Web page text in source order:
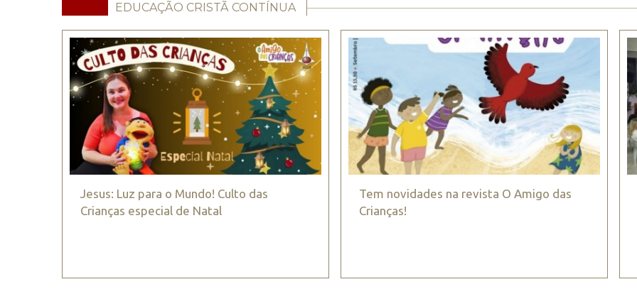
EDUCAÇÃO CRISTÃ CONTÍNUA
Jesus: Luz para o Mundo! Culto das
Crianças especial de Natal
Tem novidades na revista O Amigo das
Crianças!